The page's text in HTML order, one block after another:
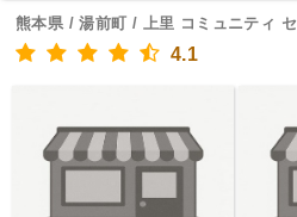
熊本県 / 湯前町 / 上里 コミュニティ
4.1